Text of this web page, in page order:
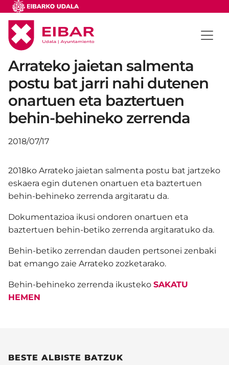
Arrateko jaietan salmenta
postu bat jarri nahi dutenen
onartuen eta baztertuen
behin-behineko zerrenda
2018/07/17
2018ko Arrateko jaietan salmenta postu bat jartzeko
eskaera egin dutenen onartuen eta baztertuen
behin-behineko zerrenda argitaratu da.
Dokumentazioa ikusi ondoren onartuen eta
baztertuen behin-betiko zerrenda argitaratuko da.
Behin-betiko zerrendan dauden pertsonei zenbaki
bat emango zaie Arrateko zozketarako.
Behin-behineko zerrenda ikusteko SAKATU
HEMEN
BESTE ALBISTE BATZUK